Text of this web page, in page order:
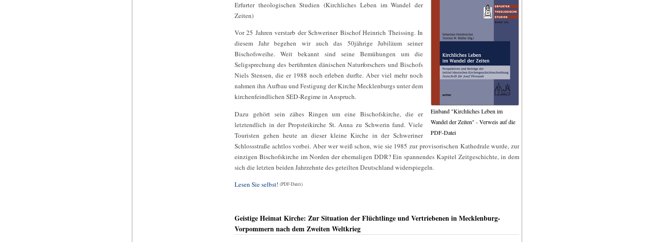
Einband "Kirchliches Leben im
Wandel der Zeiten" - Verweis auf die
PDF-Datei
Erfurter theologischen Studien (Kirchliches Leben im Wandel der
Zeiten)
Vor 25 Jahren verstarb der Schweriner Bischof Heinrich Theissing. In
diesem Jahr begehen wir auch das 50jährige Jubiläum seiner
Bischofsweihe. Weit bekannt sind seine Bemühungen um die
Seligsprechung des berühmten dänischen Naturforschers und Bischofs
Niels Stensen, die er 1988 noch erleben durfte. Aber viel mehr noch
nahmen ihn Aufbau und Festigung der Kirche Mecklenburgs unter dem
kirchenfeindlichen SED-Regime in Anspruch.
Dazu gehört sein zähes Ringen um eine Bischofskirche, die er
letztendlich in der Propsteikirche St. Anna zu Schwerin fand. Viele
Touristen gehen heute an dieser kleine Kirche in der Schweriner
Schlossstraße achtlos vorbei. Aber wer weiß schon, wie sie 1985 zur provisorischen Kathedrale wurde, zur
einzigen Bischofskirche im Norden der ehemaligen DDR? Ein spannendes Kapitel Zeitgeschichte, in dem
sich die letzten beiden Jahrzehnte des geteilten Deutschland widerspiegeln.
Lesen Sie selbst! (PDF-Datei)
Geistige Heimat Kirche: Zur Situation der Flüchtlinge und Vertriebenen in Mecklenburg-
Vorpommern nach dem Zweiten Weltkrieg